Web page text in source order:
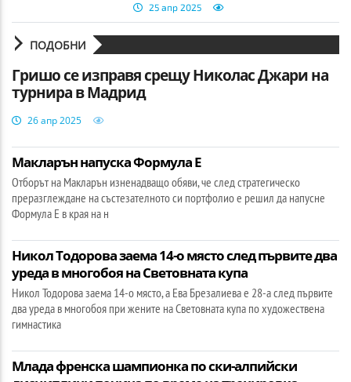
25 апр 2025
ПОДОБНИ
Гришо се изправя срещу Николас Джари на
турнира в Мадрид
26 апр 2025
Макларън напуска Формула Е
Отборът на Макларън изненадващо обяви, че след стратегическо
преразглеждане на състезателното си портфолио е решил да напусне
Формула Е в края на н
Никол Тодорова заема 14-о място след първите два
уреда в многобоя на Световната купа
Никол Тодорова заема 14-о място, а Ева Брезалиева е 28-а след първите
два уреда в многобоя при жените на Световната купа по художествена
гимнастика
Млада френска шампионка по ски-алпийски